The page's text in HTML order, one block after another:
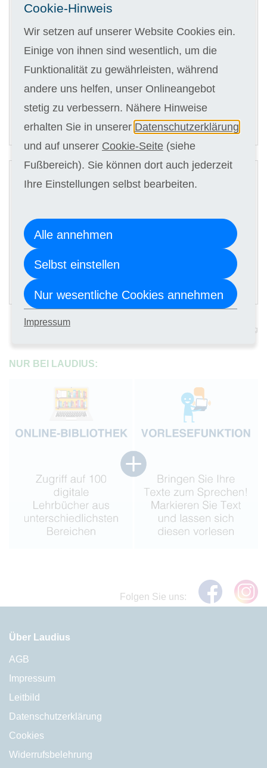
Kursgebühr
15 x 179,00 €
Digitale Kursunterlagen
Kursgebühr
15 x 169,00 €
ANMELDEN
2
sichere Umgebung
NUR BEI LAUDIUS:
Folgen Sie uns:
Über Laudius
AGB
Impressum
Leitbild
Datenschutzerklärung
Cookies
Widerrufsbelehrung
Cookie-Hinweis
Wir setzen auf unserer Website Cookies ein.
Einige von ihnen sind wesentlich, um die
Funktionalität zu gewährleisten, während
andere uns helfen, unser Onlineangebot
stetig zu verbessern. Nähere Hinweise
erhalten Sie in unserer Datenschutzerklärung
und auf unserer Cookie-Seite (siehe
Fußbereich). Sie können dort auch jederzeit
Ihre Einstellungen selbst bearbeiten.
Alle annehmen
Selbst einstellen
Nur wesentliche Cookies annehmen
Impressum